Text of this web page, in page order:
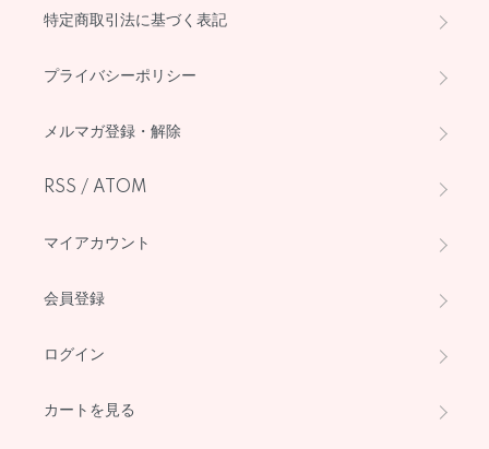
特定商取引法に基づく表記
プライバシーポリシー
メルマガ登録・解除
RSS / ATOM
マイアカウント
会員登録
ログイン
カートを見る